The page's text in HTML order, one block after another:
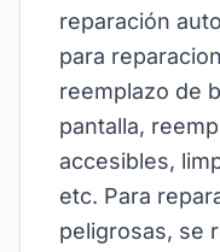
reparación
para
reemplazo de
pantalla,
accesibles,
etc. Para
peligrosas, se